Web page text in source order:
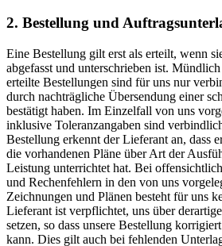
2. Bestellung und
Eine Bestellung gilt erst als erteilt, wenn
abgefasst und unterschrieben ist.
erteilte Bestellungen sind für uns nur
durch nachträgliche Übersendung einer
bestätigt haben. Im Einzelfall von uns
inklusive Toleranzangaben sind
Bestellung erkennt der Lieferant an, dass
die vorhandenen Pläne über Art der
Leistung unterrichtet hat. Bei
und Rechenfehlern in den von uns
Zeichnungen und Plänen besteht für uns
Lieferant ist verpflichtet, uns über
setzen, so dass unsere Bestellung
kann. Dies gilt auch bei fehlenden